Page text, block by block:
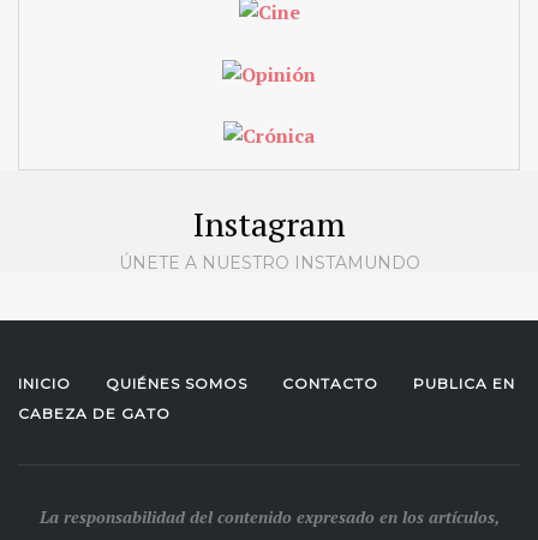
Instagram
ÚNETE A NUESTRO INSTAMUNDO
INICIO QUIÉNES SOMOS CONTACTO
PUBLICA EN
CABEZA DE GATO
La responsabilidad del contenido expresado en los artículos,